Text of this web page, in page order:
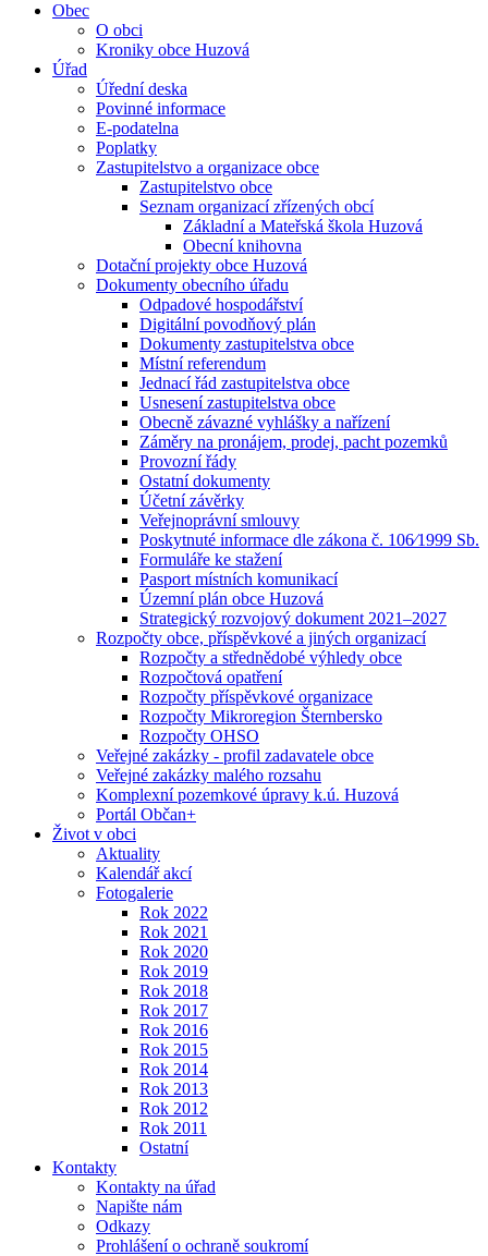
Obec
O obci
Kroniky obce Huzová
Úřad
Úřední deska
Povinné informace
E-podatelna
Poplatky
Zastupitelstvo a organizace obce
Zastupitelstvo obce
Seznam organizací zřízených obcí
Základní a Mateřská škola Huzová
Obecní knihovna
Dotační projekty obce Huzová
Dokumenty obecního úřadu
Odpadové hospodářství
Digitální povodňový plán
Dokumenty zastupitelstva obce
Místní referendum
Jednací řád zastupitelstva obce
Usnesení zastupitelstva obce
Obecně závazné vyhlášky a nařízení
Záměry na pronájem, prodej, pacht pozemků
Provozní řády
Ostatní dokumenty
Účetní závěrky
Veřejnoprávní smlouvy
Poskytnuté informace dle zákona č. 106⁄1999 Sb.
Formuláře ke stažení
Pasport místních komunikací
Územní plán obce Huzová
Strategický rozvojový dokument 2021–2027
Rozpočty obce, příspěvkové a jiných organizací
Rozpočty a střednědobé výhledy obce
Rozpočtová opatření
Rozpočty příspěvkové organizace
Rozpočty Mikroregion Šternbersko
Rozpočty OHSO
Veřejné zakázky - profil zadavatele obce
Veřejné zakázky malého rozsahu
Komplexní pozemkové úpravy k.ú. Huzová
Portál Občan+
Život v obci
Aktuality
Kalendář akcí
Fotogalerie
Rok 2022
Rok 2021
Rok 2020
Rok 2019
Rok 2018
Rok 2017
Rok 2016
Rok 2015
Rok 2014
Rok 2013
Rok 2012
Rok 2011
Ostatní
Kontakty
Kontakty na úřad
Napište nám
Odkazy
Prohlášení o ochraně soukromí